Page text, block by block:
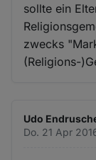
sollte ein
zwecks
(Religions-
Udo
Do. 21 Apr